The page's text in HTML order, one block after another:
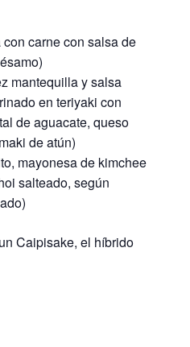
carne con salsa de
mantequilla y salsa
en teriyaki con
de aguacate, queso
de atún)
mayonesa de kimchee
salteado, según
Caipisake, el híbrido